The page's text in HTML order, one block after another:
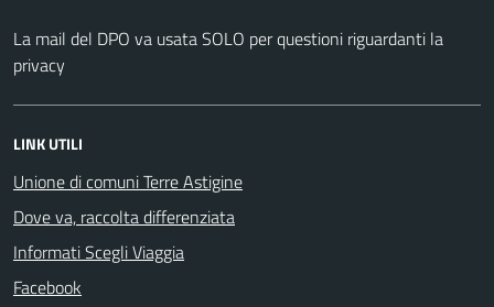
La mail del DPO va usata SOLO per questioni riguardanti la
privacy
LINK UTILI
Unione di comuni Terre Astigine
Dove va, raccolta differenziata
Informati Scegli Viaggia
Facebook